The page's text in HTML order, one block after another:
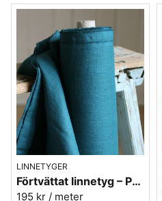
LINNETYGER
Förtvättat linnetyg – Petrol (230 g/m²)
195 kr / meter